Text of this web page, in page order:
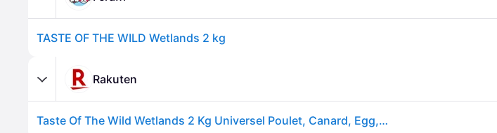
TASTE OF THE WILD Wetlands 2 kg
Rakuten
Taste Of The Wild Wetlands 2 Kg Universel Poulet, Canard, Egg, Pomme De Terre